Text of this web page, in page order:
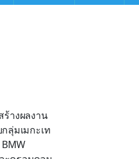
ร้างผลงาน
ลุ่มเมกะเท